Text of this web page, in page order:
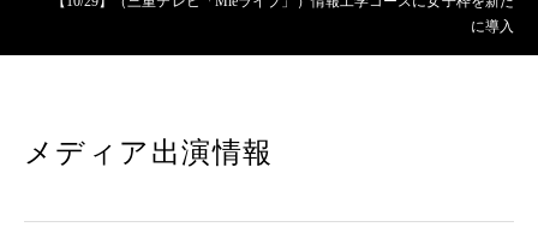
に導入
メディア出演情報